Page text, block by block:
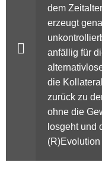
dem
erzeugt
anfällig für
die
zurück zu
ohne die
losgeht und
(R)Evolution